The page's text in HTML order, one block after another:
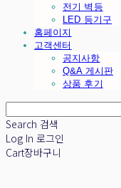
전기 벽등
LED 등기구
홈페이지
고객센터
공지사항
Q&A 게시판
상품 후기
Search 검색
Log In 로그인
Cart장바구니